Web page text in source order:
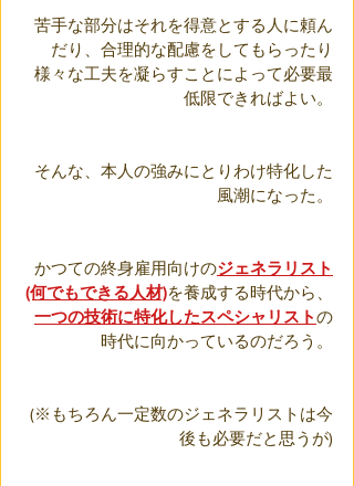
苦手な部分はそれを得意とする人に頼ん
だり、合理的な配慮をしてもらったり
様々な工夫を凝らすことによって必要最
低限できればよい。
そんな、本人の強みにとりわけ特化した
風潮になった。
かつての終身雇用向けのジェネラリスト
(何でもできる人材)を養成する時代から、
一つの技術に特化したスペシャリストの
時代に向かっているのだろう。
(※もちろん一定数のジェネラリストは今
後も必要だと思うが)